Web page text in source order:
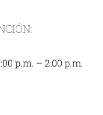
p.m. – 2:00 p.m.